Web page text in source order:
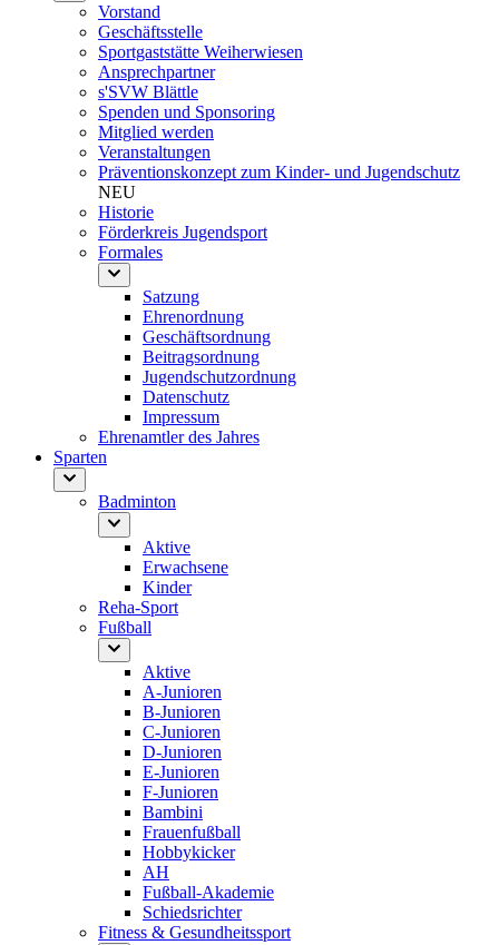
Vorstand
Geschäftsstelle
Sportgaststätte Weiherwiesen
Ansprechpartner
s'SVW Blättle
Spenden und Sponsoring
Mitglied werden
Veranstaltungen
Präventionskonzept zum Kinder- und Jugendschutz
NEU
Historie
Förderkreis Jugendsport
Formales
Satzung
Ehrenordnung
Geschäftsordnung
Beitragsordnung
Jugendschutzordnung
Datenschutz
Impressum
Ehrenamtler des Jahres
Sparten
Badminton
Aktive
Erwachsene
Kinder
Reha-Sport
Fußball
Aktive
A-Junioren
B-Junioren
C-Junioren
D-Junioren
E-Junioren
F-Junioren
Bambini
Frauenfußball
Hobbykicker
AH
Fußball-Akademie
Schiedsrichter
Fitness & Gesundheitssport